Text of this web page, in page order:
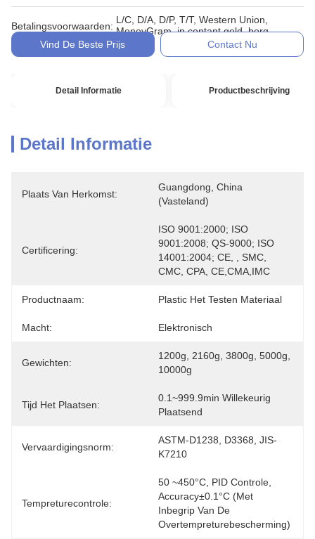
Betalingsvoorwaarden:
L/C, D/A, D/P, T/T, Western Union,
MoneyGram, in contant geld, borg
Vind De Beste Prijs
Contact Nu
Detail Informatie Productbeschrijving
Detail Informatie
Plaats Van Herkomst:
Guangdong, China
(vasteland)
Certificering:
ISO 9001:2000; ISO
9001:2008; QS-9000; ISO
14001:2004; CE, , SMC,
CMC, CPA, CE,CMA,IMC
Productnaam: Plastic Het Testen Materiaal
Macht: Elektronisch
Gewichten:
1200g, 2160g, 3800g, 5000g,
10000g
Tijd Het Plaatsen:
0.1~999.9min Willekeurig
Plaatsend
Vervaardigingsnorm:
ASTM-D1238, D3368, JIS-
K7210
Tempreturecontrole:
50 ~450°C, PID Controle,
Accuracy±0.1°C (met
Inbegrip Van De
Overtempreturebescherming)